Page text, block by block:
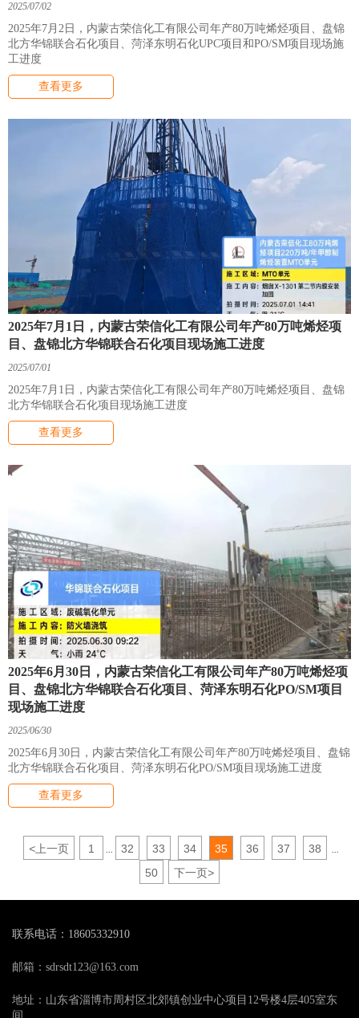
2025/07/02
2025年7月2日，内蒙古荣信化工有限公司年产80万吨烯烃项目、盘锦
北方华锦联合石化项目、菏泽东明石化UPC项目和PO/SM项目现场施
工进度
查看更多
2025年7月1日，内蒙古荣信化工有限公司年产80万吨烯烃项
目、盘锦北方华锦联合石化项目现场施工进度
2025/07/01
2025年7月1日，内蒙古荣信化工有限公司年产80万吨烯烃项目、盘锦
北方华锦联合石化项目现场施工进度
查看更多
2025年6月30日，内蒙古荣信化工有限公司年产80万吨烯烃项
目、盘锦北方华锦联合石化项目、菏泽东明石化PO/SM项目
现场施工进度
2025/06/30
2025年6月30日，内蒙古荣信化工有限公司年产80万吨烯烃项目、盘锦
北方华锦联合石化项目、菏泽东明石化PO/SM项目现场施工进度
查看更多
<上一页 1 32 33 34 35 36 37 38
50 下一页>
联系电话：18605332910
邮箱：sdrsdt123@163.com
地址：山东省淄博市周村区北郊镇创业中心项目12号楼4层405室东
间